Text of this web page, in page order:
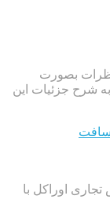
بصورت
شرح جزئیات این
تجاری اوراکل با